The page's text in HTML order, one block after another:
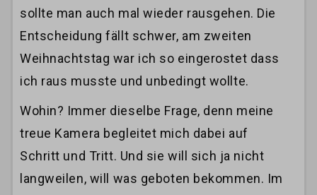
sollte man auch mal wieder rausgehen. Die
Entscheidung fällt schwer, am zweiten
Weihnachtstag war ich so eingerostet dass
ich raus musste und unbedingt wollte.
Wohin? Immer dieselbe Frage, denn meine
treue Kamera begleitet mich dabei auf
Schritt und Tritt. Und sie will sich ja nicht
langweilen, will was geboten bekommen. Im